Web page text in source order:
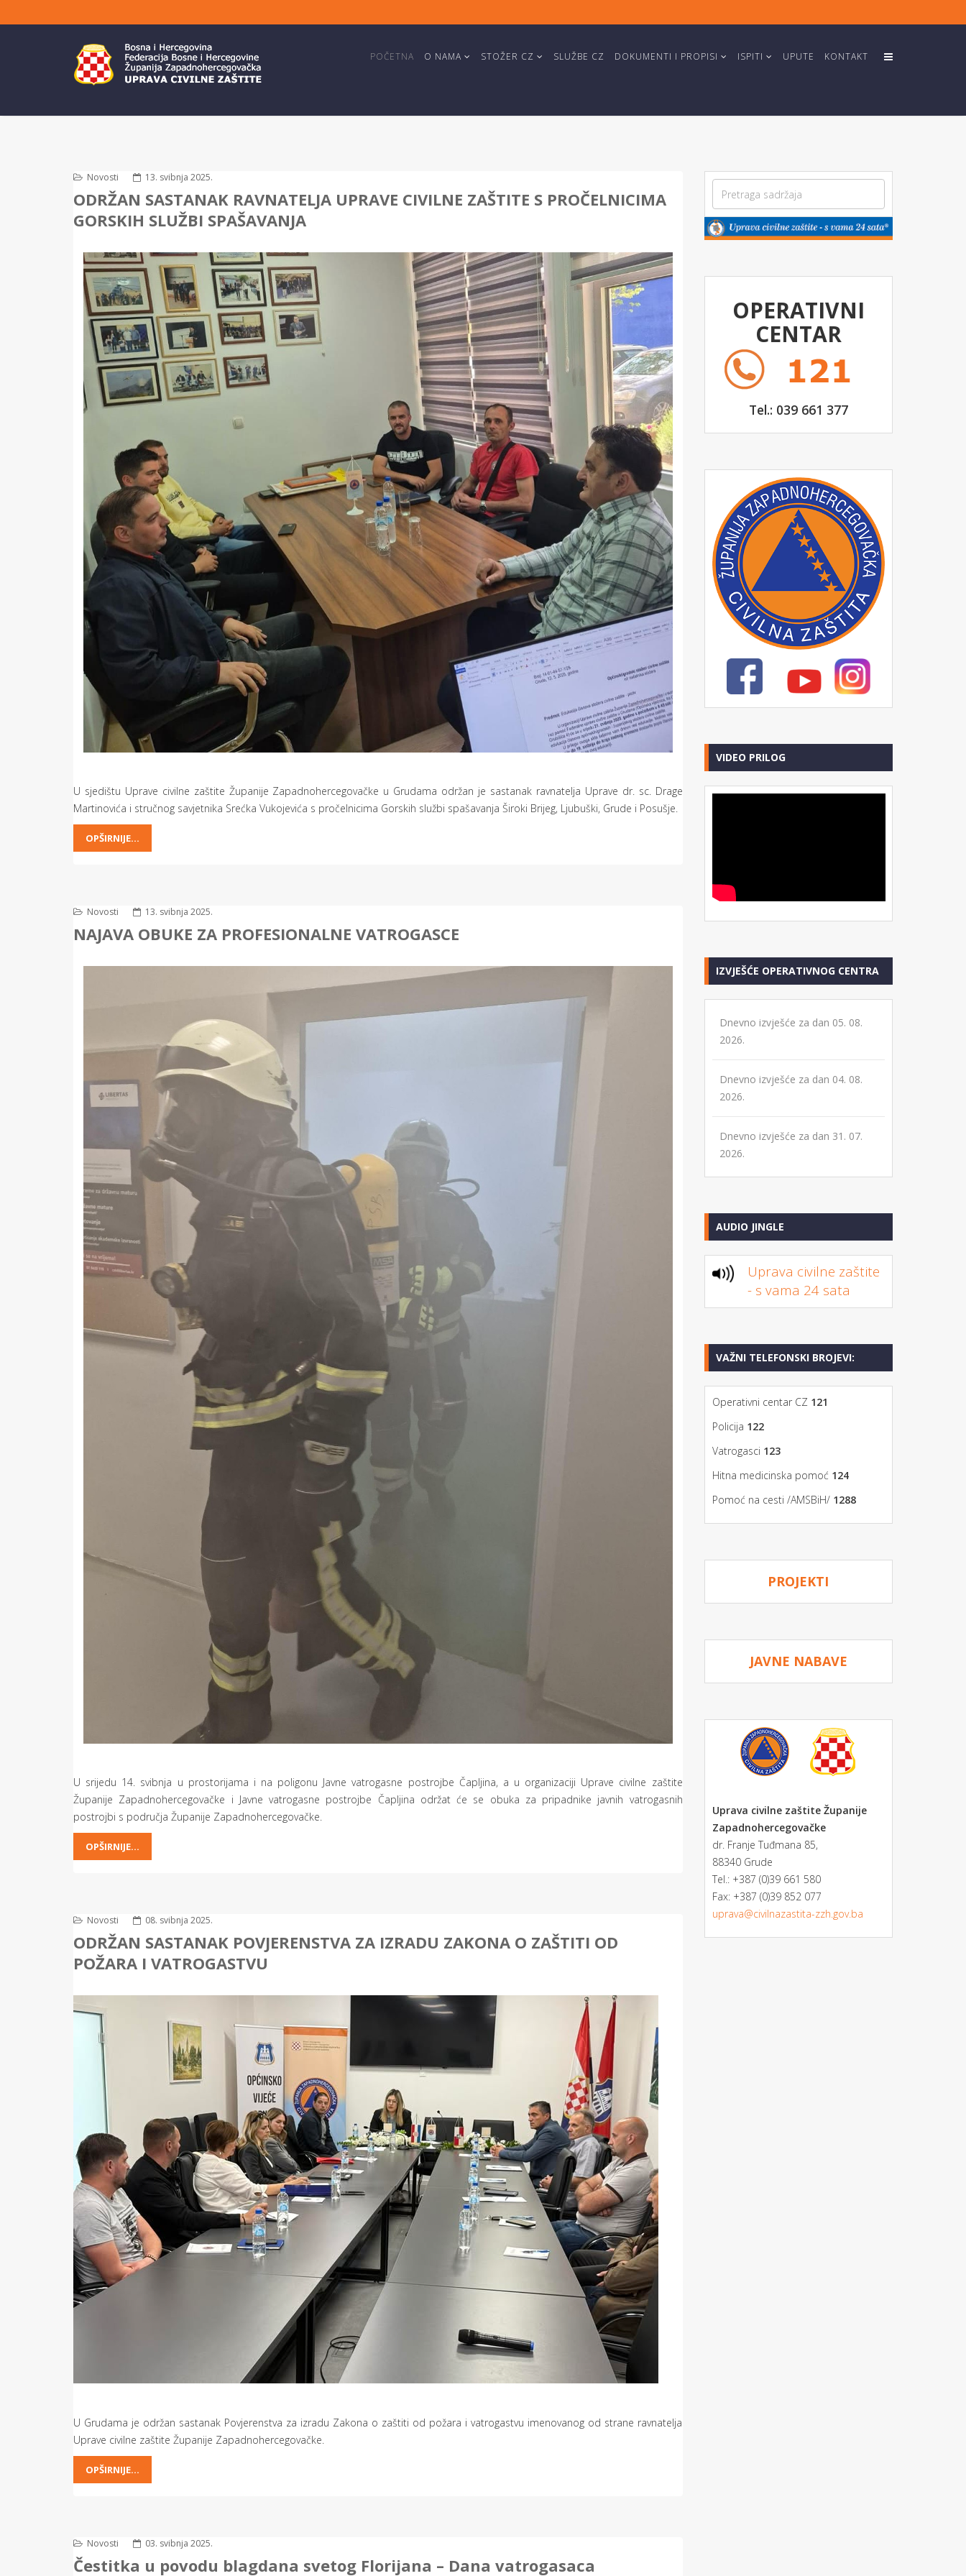
POČETNA O NAMA STOŽER CZ SLUŽBE CZ DOKUMENTI I PROPISI ISPITI UPUTE KONTAKT
Novosti 13. svibnja 2025.
ODRŽAN SASTANAK RAVNATELJA UPRAVE CIVILNE ZAŠTITE S PROČELNICIMA
GORSKIH SLUŽBI SPAŠAVANJA
U sjedištu Uprave civilne zaštite Županije Zapadnohercegovačke u Grudama održan je sastanak ravnatelja Uprave dr. sc. Drage
Martinovića i stručnog savjetnika Srećka Vukojevića s pročelnicima Gorskih službi spašavanja Široki Brijeg, Ljubuški, Grude i Posušje.
OPŠIRNIJE...
Novosti 13. svibnja 2025.
NAJAVA OBUKE ZA PROFESIONALNE VATROGASCE
U srijedu 14. svibnja u prostorijama i na poligonu Javne vatrogasne postrojbe Čapljina, a u organizaciji Uprave civilne zaštite
Županije Zapadnohercegovačke i Javne vatrogasne postrojbe Čapljina održat će se obuka za pripadnike javnih vatrogasnih
postrojbi s područja Županije Zapadnohercegovačke.
OPŠIRNIJE...
Novosti 08. svibnja 2025.
ODRŽAN SASTANAK POVJERENSTVA ZA IZRADU ZAKONA O ZAŠTITI OD
POŽARA I VATROGASTVU
U Grudama je održan sastanak Povjerenstva za izradu Zakona o zaštiti od požara i vatrogastvu imenovanog od strane ravnatelja
Uprave civilne zaštite Županije Zapadnohercegovačke.
OPŠIRNIJE...
Novosti 03. svibnja 2025.
Čestitka u povodu blagdana svetog Florijana – Dana vatrogasaca
OPERATIVNI
CENTAR
Tel.: 039 661 377
VIDEO PRILOG
IZVJEŠĆE OPERATIVNOG CENTRA
Dnevno izvješće za dan 05. 08.
2026.
Dnevno izvješće za dan 04. 08.
2026.
Dnevno izvješće za dan 31. 07.
2026.
AUDIO JINGLE
Uprava civilne zaštite
- s vama 24 sata
VAŽNI TELEFONSKI BROJEVI:
Operativni centar CZ 121
Policija 122
Vatrogasci 123
Hitna medicinska pomoć 124
Pomoć na cesti /AMSBiH/ 1288
PROJEKTI
JAVNE NABAVE
Uprava civilne zaštite Županije
Zapadnohercegovačke
dr. Franje Tuđmana 85,
88340 Grude
Tel.: +387 (0)39 661 580
Fax: +387 (0)39 852 077
uprava@civilnazastita-zzh.gov.ba